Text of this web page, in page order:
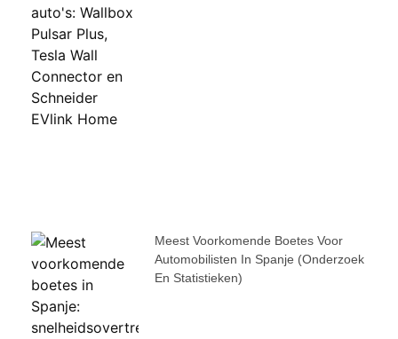
Meest Voorkomende Boetes Voor
Automobilisten In Spanje (onderzoek
En Statistieken)